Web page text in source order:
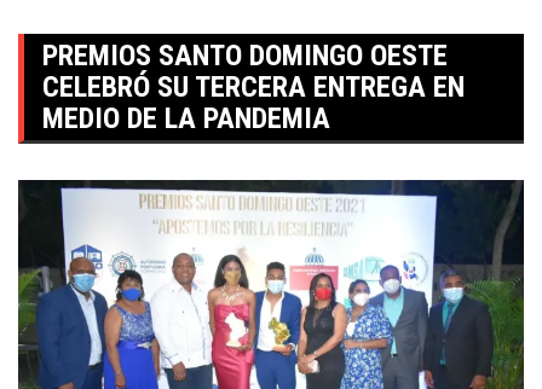
PREMIOS SANTO DOMINGO OESTE
CELEBRÓ SU TERCERA ENTREGA EN
MEDIO DE LA PANDEMIA